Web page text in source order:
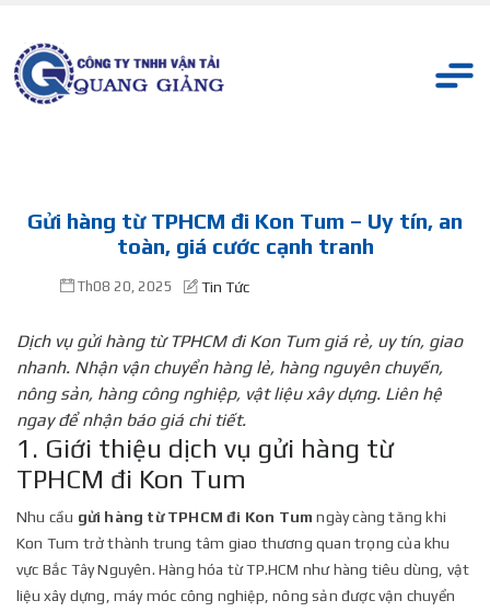
Gửi hàng từ TPHCM đi Kon Tum – Uy tín, an
toàn, giá cước cạnh tranh
Th08 20, 2025 Tin Tức
Dịch vụ gửi hàng từ TPHCM đi Kon Tum giá rẻ, uy tín, giao
nhanh. Nhận vận chuyển hàng lẻ, hàng nguyên chuyến,
nông sản, hàng công nghiệp, vật liệu xây dựng. Liên hệ
ngay để nhận báo giá chi tiết.
1. Giới thiệu dịch vụ gửi hàng từ
TPHCM đi Kon Tum
Nhu cầu gửi hàng từ TPHCM đi Kon Tum ngày càng tăng khi
Kon Tum trở thành trung tâm giao thương quan trọng của khu
vực Bắc Tây Nguyên. Hàng hóa từ TP.HCM như hàng tiêu dùng, vật
liệu xây dựng, máy móc công nghiệp, nông sản được vận chuyển